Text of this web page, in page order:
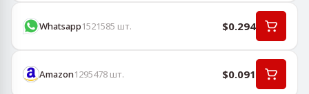
Whatsapp1521585 шт. $0.294
Amazon1295478 шт. $0.091